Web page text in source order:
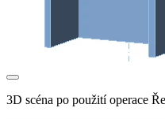
3D scéna po použití operace